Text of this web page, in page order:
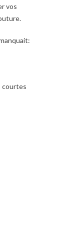
vos
courtes